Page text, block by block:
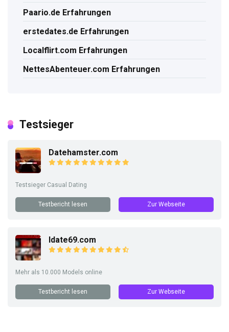
Paario.de Erfahrungen
erstedates.de Erfahrungen
Localflirt.com Erfahrungen
NettesAbenteuer.com Erfahrungen
Testsieger
Datehamster.com
Testsieger Casual Dating
Testbericht lesen Zur Webseite
Idate69.com
Mehr als 10.000 Models online
Testbericht lesen Zur Webseite